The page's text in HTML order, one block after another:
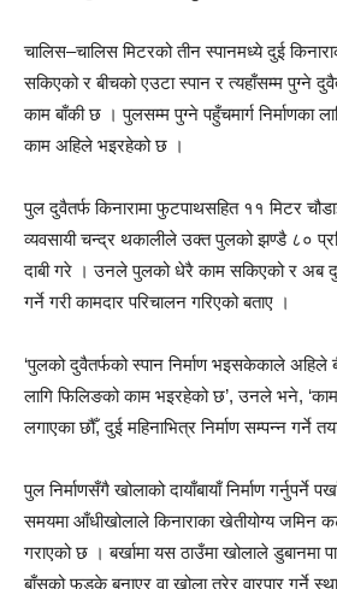
चालिस–चालिस मिटरको तीन स्पानमध्ये दुई
सकिएको र बीचको एउटा स्पान र त्यहाँसम्म पुग्ने
काम बाँकी छ । पुलसम्म पुग्ने पहुँचमार्ग निर्माणका
काम अहिले भइरहेको छ ।
पुल दुवैतर्फ किनारामा फुटपाथसहित ११ मिटर
व्यवसायी चन्द्र थकालीले उक्त पुलको झण्डै ८०
दाबी गरे । उनले पुलको धेरै काम सकिएको र अब दुई
गर्ने गरी कामदार परिचालन गरिएको बताए ।
‘पुलको दुवैतर्फको स्पान निर्माण भइसकेकाले अहिले
लागि फिलिङको काम भइरहेको छ’, उनले भने,
लगाएका छौँ, दुई महिनाभित्र निर्माण सम्पन्न गर्ने
पुल निर्माणसँगै खोलाको दायाँबायाँ निर्माण गर्नुपर्ने
समयमा आँधीखोलाले किनाराका खेतीयोग्य जमिन
गराएको छ । बर्खामा यस ठाउँमा खोलाले डुबानमा
बाँसको फड्के बनाएर वा खोला तरेर वारपार गर्ने